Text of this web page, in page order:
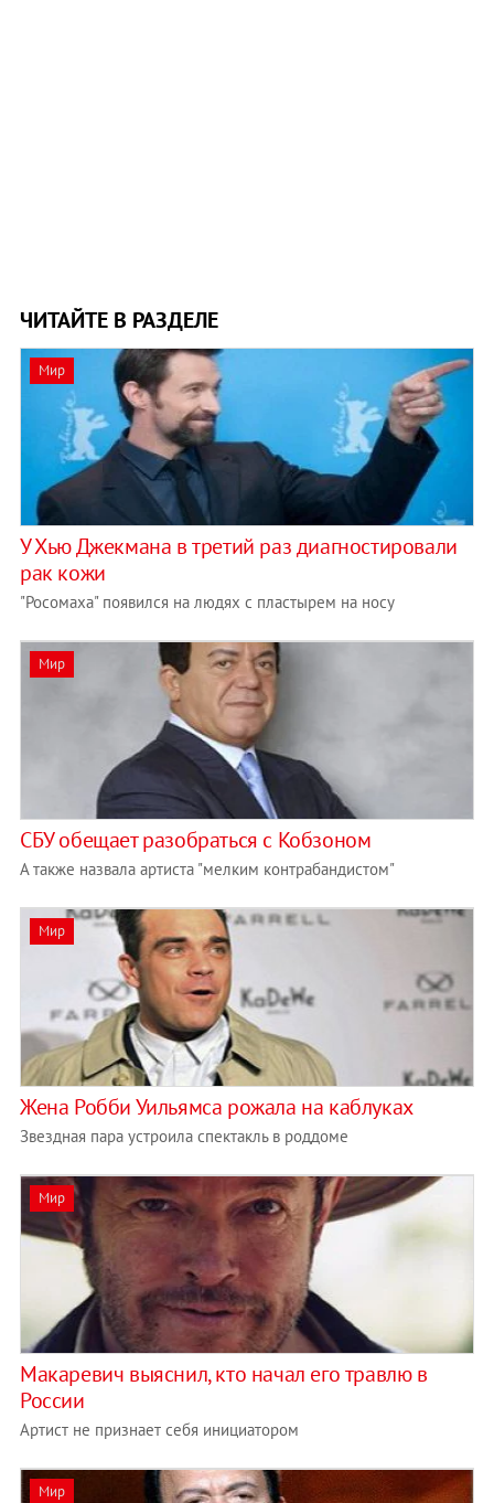
ЧИТАЙТЕ В РАЗДЕЛЕ
Мир
У Хью Джекмана в третий раз диагностировали
рак кожи
"Росомаха" появился на людях с пластырем на носу
Мир
СБУ обещает разобраться с Кобзоном
А также назвала артиста "мелким контрабандистом"
Мир
Жена Робби Уильямса рожала на каблуках
Звездная пара устроила спектакль в роддоме
Мир
Макаревич выяснил, кто начал его травлю в
России
Артист не признает себя инициатором
Мир